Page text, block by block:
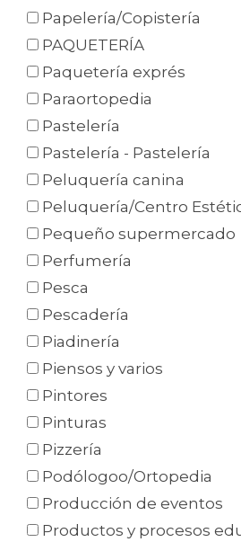
Papelería/Copistería
PAQUETERÍA
Paquetería exprés
Paraortopedia
Pastelería
Pastelería - Pastelería
Peluquería canina
Peluquería/Centro
Pequeño supermercado
Perfumería
Pesca
Pescadería
Piadinería
Piensos y varios
Pintores
Pinturas
Pizzería
Podólogoo/Ortopedia
Producción de eventos
Productos y procesos